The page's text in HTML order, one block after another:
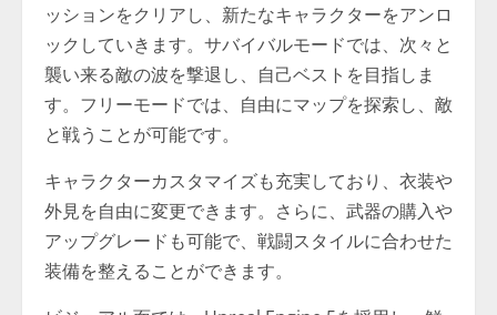
ッションをクリアし、新たなキャラクターをアンロ
ックしていきます。サバイバルモードでは、次々と
襲い来る敵の波を撃退し、自己ベストを目指しま
す。フリーモードでは、自由にマップを探索し、敵
と戦うことが可能です。
キャラクターカスタマイズも充実しており、衣装や
外見を自由に変更できます。さらに、武器の購入や
アップグレードも可能で、戦闘スタイルに合わせた
装備を整えることができます。